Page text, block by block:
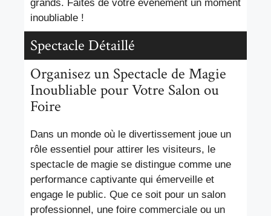
grands. Faites de votre événement un moment
inoubliable !
Spectacle Détaillé
Organisez un Spectacle de Magie
Inoubliable pour Votre Salon ou
Foire
Dans un monde où le divertissement joue un
rôle essentiel pour attirer les visiteurs, le
spectacle de magie se distingue comme une
performance captivante qui émerveille et
engage le public. Que ce soit pour un salon
professionnel, une foire commerciale ou un